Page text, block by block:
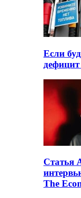
Если
Статья
The